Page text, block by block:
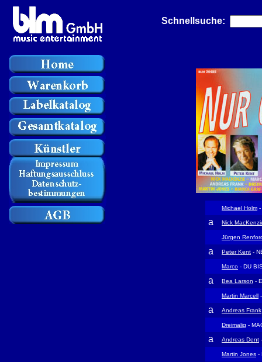
Schnellsuche:
Michael Holm -
a Nick
Jürgen
a Peter Kent -
Marco - DU
a Bea Larson -
Martin Marcell
a Andreas Frank
Dreimalig -
a Andreas Dent
Martin Jones -